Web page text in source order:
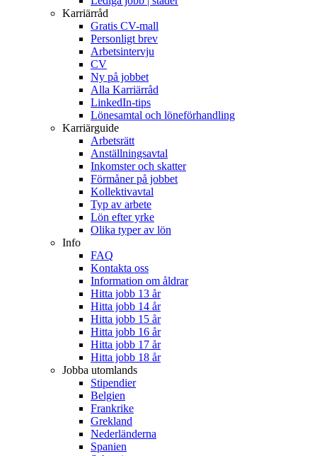
Karriärråd
Gratis CV-mall
Personligt brev
Arbetsintervju
CV
Ny på jobbet
Alla Karriärråd
LinkedIn-tips
Lönesamtal och löneförhandling
Karriärguide
Arbetsrätt
Anställningsavtal
Inkomster och skatter
Förmåner på jobbet
Kollektivavtal
Typ av arbete
Lön efter yrke
Olika typer av lön
Info
FAQ
Kontakta oss
Information om åldrar
Hitta jobb 13 år
Hitta jobb 14 år
Hitta jobb 15 år
Hitta jobb 16 år
Hitta jobb 17 år
Hitta jobb 18 år
Jobba utomlands
Stipendier
Belgien
Frankrike
Grekland
Nederländerna
Spanien